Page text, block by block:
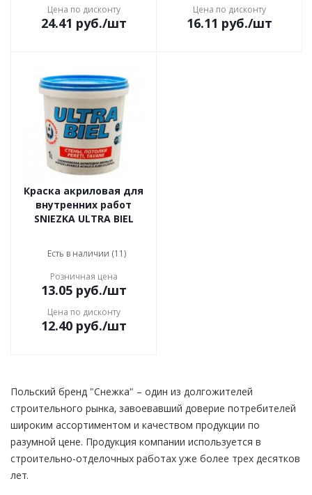
Цена по дисконту
24.41 руб./шт
Цена по дисконту
16.11 руб./шт
Краска акриловая для
внутренних работ
SNIEZKA ULTRA BIEL
Есть в наличии (11)
Розничная цена
13.05руб./шт
Цена по дисконту
12.40руб./шт
Польский бренд "Снежка" – один из долгожителей
строительного рынка, завоевавший доверие потребителей
широким ассортиментом и качеством продукции по
разумной цене. Продукция компании используется в
строительно-отделочных работах уже более трех десятков
лет.